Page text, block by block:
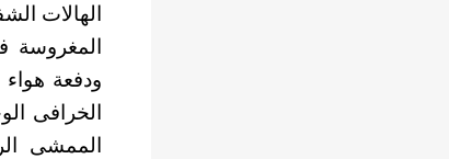
الهالات
ودفعة
الخرافى
الممشى